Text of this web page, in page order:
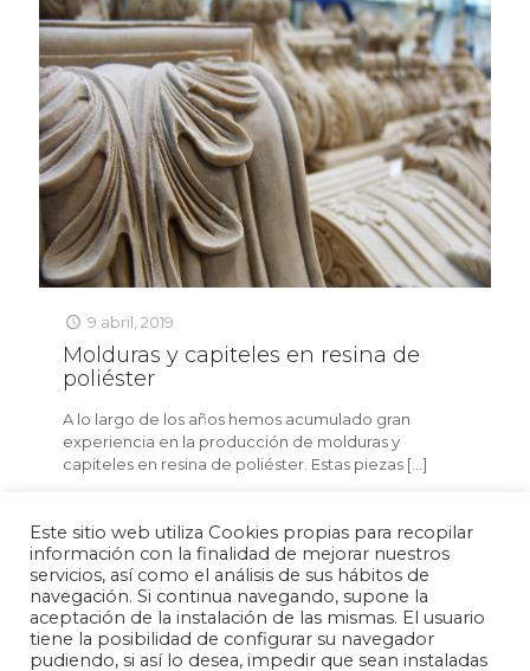
9 abril, 2019
Molduras y capiteles en resina de
poliéster
A lo largo de los años hemos acumulado gran
experiencia en la producción de molduras y
capiteles en resina de poliéster. Estas piezas […]
Política de privacidad Aviso legal Política de cookies
Este sitio web utiliza Cookies propias para recopilar
información con la finalidad de mejorar nuestros
servicios, así como el análisis de sus hábitos de
navegación. Si continua navegando, supone la
aceptación de la instalación de las mismas. El usuario
tiene la posibilidad de configurar su navegador
pudiendo, si así lo desea, impedir que sean instaladas